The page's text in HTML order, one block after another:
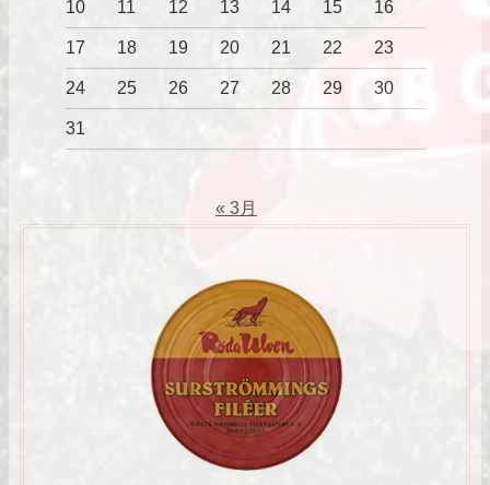
10 11 12 13 14 15 16
17 18 19 20 21 22 23
24 25 26 27 28 29 30
31
« 3月